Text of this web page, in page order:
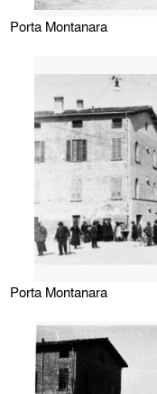
Porta Montanara
Porta Montanara